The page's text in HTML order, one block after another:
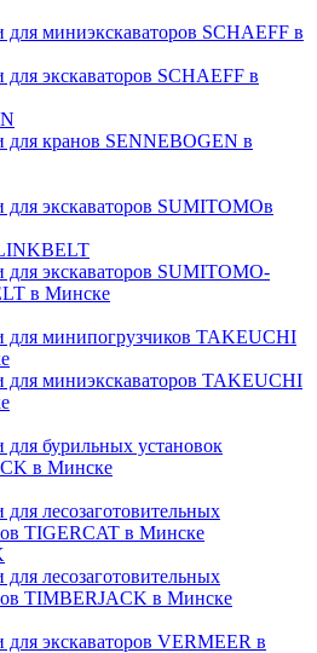
для миниэкскаваторов SCHAEFF в
для экскаваторов SCHAEFF в
для кранов SENNEBOGEN в
для экскаваторов SUMITOMOв
для экскаваторов SUMITOMO-
в Минске
для минипогрузчиков TAKEUCHI
для миниэкскаваторов TAKEUCHI
для бурильных установок
в Минске
для лесозаготовительных
TIGERCAT в Минске
для лесозаготовительных
TIMBERJACK в Минске
для экскаваторов VERMEER в